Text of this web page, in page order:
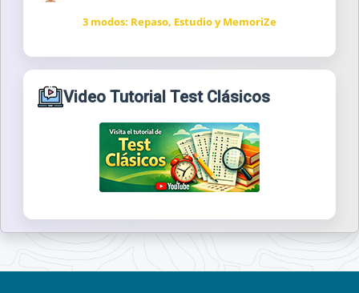
3 modos: Repaso, Estudio y MemoriZe
Video Tutorial Test Clásicos